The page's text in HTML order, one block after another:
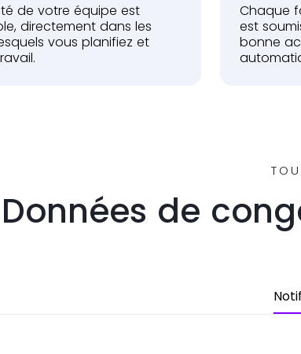
de votre équipe est
directement dans les
vous planifiez et
Chaque
est
bonne
Données de